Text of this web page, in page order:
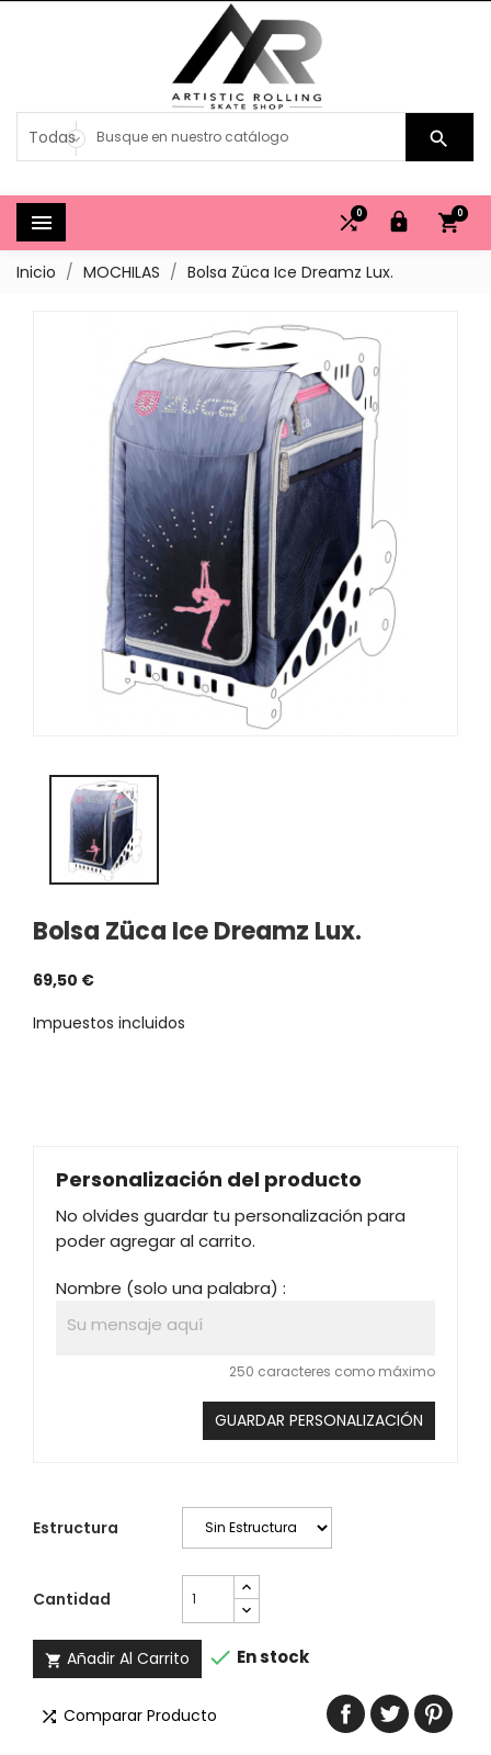

 0


0
Inicio MOCHILAS Bolsa Züca Ice Dreamz Lux.
Bolsa Züca Ice Dreamz Lux.
69,50 €
Impuestos incluidos
Personalización del producto
No olvides guardar tu personalización para
poder agregar al carrito.
Nombre (solo una palabra) :
250 caracteres como máximo
GUARDAR PERSONALIZACIÓN
Estructura
Cantidad
 Añadir Al Carrito  En stock
 Comparar Producto